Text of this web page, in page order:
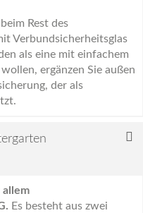
Rest des
Verbundsicherheitsglas
als eine mit einfachem
ergänzen Sie außen
der als
allem
Es besteht aus zwei